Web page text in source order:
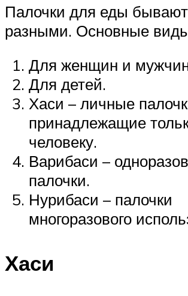
Палочки для еды
разными. Основные
Для женщин и
Для детей.
Хаси – личные
принадлежащие
человеку.
Варибаси –
палочки.
Нурибаси – палочки
многоразового
Хаси